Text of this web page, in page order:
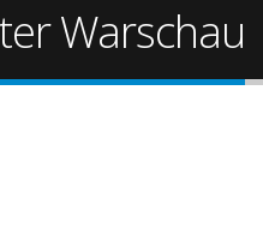
Warschau